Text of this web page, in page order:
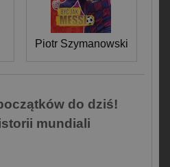
Piotr Szymanowski
do dziś!
mundiali